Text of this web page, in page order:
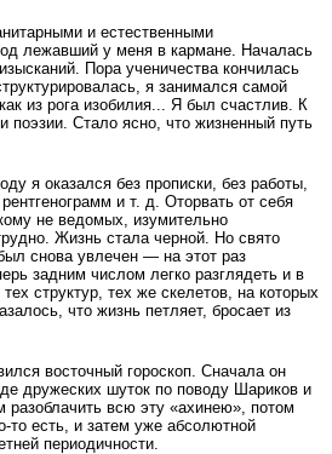
и естественными
лежавший у меня в кармане. Началась
Пора ученичества кончилась
я занимался самой
из рога изобилия... Я был счастлив. К
поэзии. Стало ясно, что жизненный путь
я оказался без прописки, без работы,
и т. д. Оторвать от себя
не ведомых, изумительно
Жизнь стала черной. Но свято
снова увлечен — на этот раз
задним числом легко разглядеть и в
структур, тех же скелетов, на которых
что жизнь петляет, бросает из
восточный гороскоп. Сначала он
дружеских шуток по поводу Шариков и
всю эту «ахинею», потом
то есть, и затем уже абсолютной
периодичности.